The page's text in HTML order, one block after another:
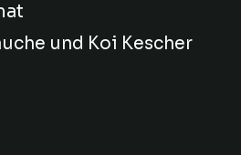
und Koi Kescher